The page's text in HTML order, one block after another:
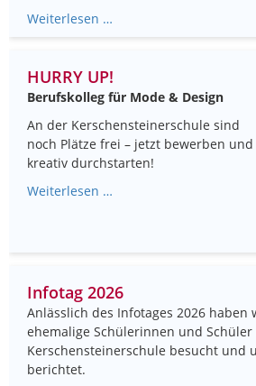
Weiterlesen …
HURRY UP!
Berufskolleg für Mode & Design
An der Kerschensteinerschule sind
noch Plätze frei – jetzt bewerben und
kreativ durchstarten!
Weiterlesen …
Infotag 2026
Anlässlich des Infotages 2026 haben
ehemalige Schülerinnen und Schüler
Kerschensteinerschule besucht und
berichtet.